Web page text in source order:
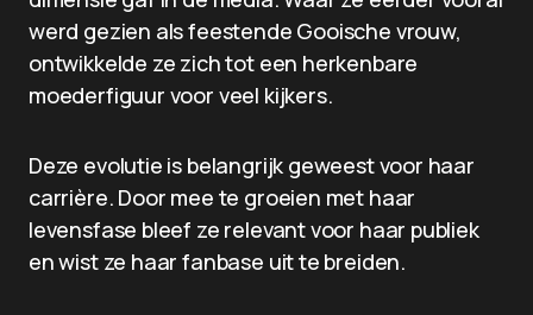
werd gezien als feestende Gooische vrouw,
ontwikkelde ze zich tot een herkenbare
moederfiguur voor veel kijkers.
Deze evolutie is belangrijk geweest voor haar
carrière. Door mee te groeien met haar
levensfase bleef ze relevant voor haar publiek
en wist ze haar fanbase uit te breiden.